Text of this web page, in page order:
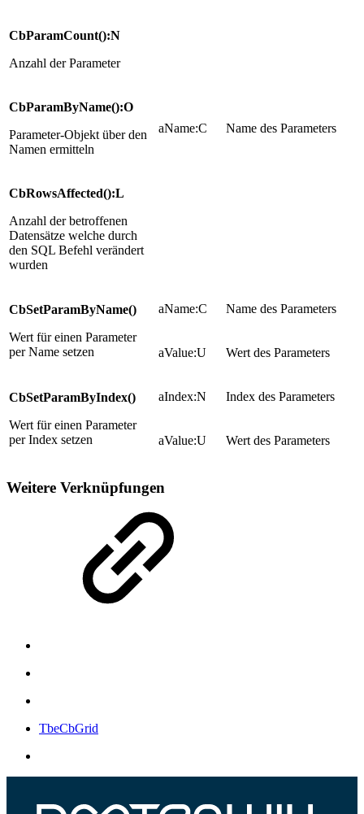
CbParamCount():N
Anzahl der Parameter
CbParamByName():O
Parameter-Objekt über den
Namen ermitteln
aName:C Name des Parameters
CbRowsAffected():L
Anzahl der betroffenen
Datensätze welche durch
den SQL Befehl verändert
wurden
CbSetParamByName()
Wert für einen Parameter
per Name setzen
aName:C Name des Parameters
aValue:U Wert des Parameters
CbSetParamByIndex()
Wert für einen Parameter
per Index setzen
aIndex:N Index des Parameters
aValue:U Wert des Parameters
Weitere Verknüpfungen
TbeCbGrid